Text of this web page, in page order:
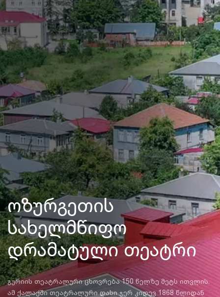
ოზურგეთის
სახელმწიფო
დრამატული თეატრი
გურიის თეატრალური ცხოვრება 150 წელზე მეტს ითვლის.
ამ ქალაქში თეატრალური დასი ჯერ კიდევ 1868 წლიდან